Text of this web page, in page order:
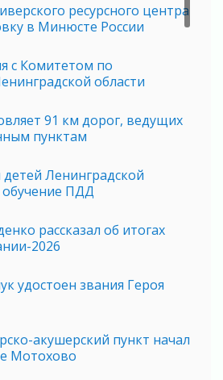
ресурсного центра
в Минюсте России
с Комитетом по
области
91 км дорог, ведущих
пунктам
детей Ленинградской
ПДД
рассказал об итогах
2026
удостоен звания Героя
акушерский пункт начал
Мотохово